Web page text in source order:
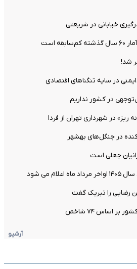
است
شد!
در سایه تنگناهای اقتصادی
در کشور نداریم
در شهرداری تهران از فردا
در جنگل‌های بهشهر
جعلی است
می شود
رضایی را تبریک گفت
اساس ۷۴ شاخص
آرشیو